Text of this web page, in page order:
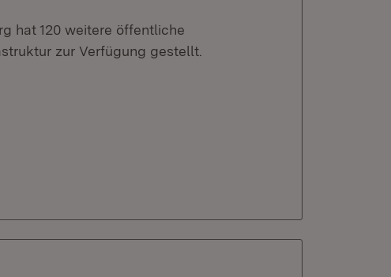
hat 120 weitere öffentliche
zur Verfügung gestellt.